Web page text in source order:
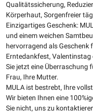
Qualitätssicherung,
Körperhaut, Sorgenfreier
Einzigartiges Geschenk:
und einem weichen
hervorragend als
Erntedankfest, Valentinstag
Sie jetzt eine Überraschung
Frau, Ihre Mutter.
MULA ist bestrebt, Ihre
Wir bieten Ihnen eine
Sie nicht, uns zu